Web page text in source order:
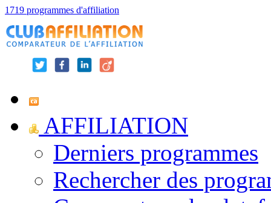
1719 programmes d'affiliation
AFFILIATION
Derniers programmes
Rechercher des